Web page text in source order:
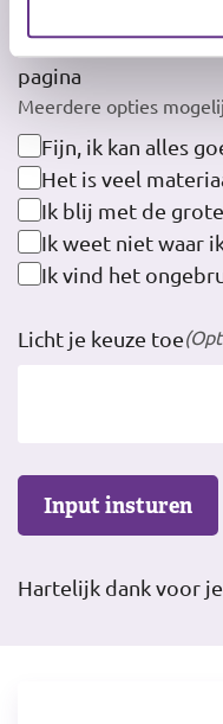
Hoe ervaar je de
pagina
Meerdere opties
Fijn, ik kan alles
Het is veel
Ik blij met de
Ik weet niet waar
Ik vind het
Licht je keuze toe
Input insturen
Hartelijk dank voor